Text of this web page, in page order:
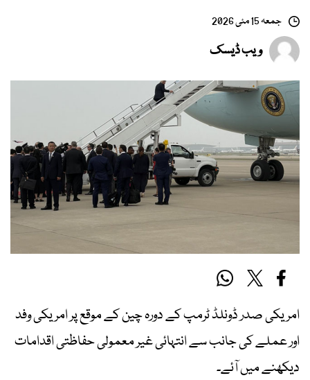
جمعہ 15 مئی 2026
ویب ڈیسک
امریکی صدر ڈونلڈ ٹرمپ کے دورہ چین کے موقع پر امریکی وفد
اور عملے کی جانب سے انتہائی غیر معمولی حفاظتی اقدامات
دیکھنے میں آئے۔